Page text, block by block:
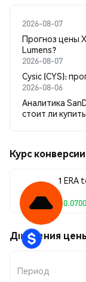
2026-08-07
Прогноз цены
Lumens?
2026-08-07
Cysic (CYS):
2026-08-06
Аналитика
стоит ли
Курс
1 ERA
Движения
Период